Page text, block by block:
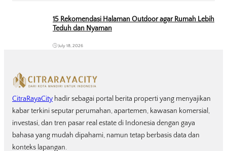
15 Rekomendasi Halaman Outdoor agar Rumah Lebih
Teduh dan Nyaman
July 18, 2026
CitraRayaCity hadir sebagai portal berita properti yang menyajikan
kabar terkini seputar perumahan, apartemen, kawasan komersial,
investasi, dan tren pasar real estate di Indonesia dengan gaya
bahasa yang mudah dipahami, namun tetap berbasis data dan
konteks lapangan.